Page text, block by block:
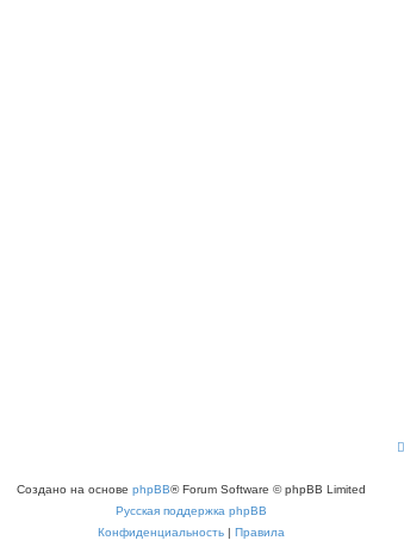
Создано на основе phpBB® Forum Software © phpBB Limited
Русская поддержка phpBB
Конфиденциальность | Правила